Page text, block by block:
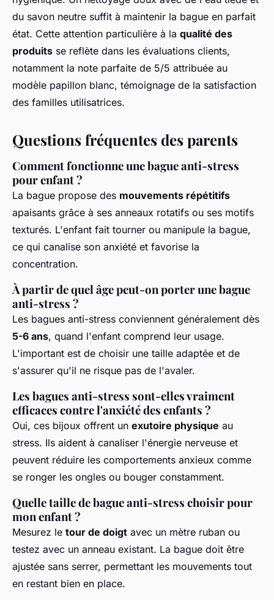
du savon neutre suffit à maintenir la bague en parfait
état. Cette attention particulière à la qualité des
produits se reflète dans les évaluations clients,
notamment la note parfaite de 5/5 attribuée au
modèle papillon blanc, témoignage de la satisfaction
des familles utilisatrices.
Questions fréquentes des parents
Comment fonctionne une bague anti-stress
pour enfant ?
La bague propose des mouvements répétitifs
apaisants grâce à ses anneaux rotatifs ou ses motifs
texturés. L'enfant fait tourner ou manipule la bague,
ce qui canalise son anxiété et favorise la
concentration.
À partir de quel âge peut-on porter une bague
anti-stress ?
Les bagues anti-stress conviennent généralement dès
5-6 ans, quand l'enfant comprend leur usage.
L'important est de choisir une taille adaptée et de
s'assurer qu'il ne risque pas de l'avaler.
Les bagues anti-stress sont-elles vraiment
efficaces contre l'anxiété des enfants ?
Oui, ces bijoux offrent un exutoire physique au
stress. Ils aident à canaliser l'énergie nerveuse et
peuvent réduire les comportements anxieux comme
se ronger les ongles ou bouger constamment.
Quelle taille de bague anti-stress choisir pour
mon enfant ?
Mesurez le tour de doigt avec un mètre ruban ou
testez avec un anneau existant. La bague doit être
ajustée sans serrer, permettant les mouvements tout
en restant bien en place.